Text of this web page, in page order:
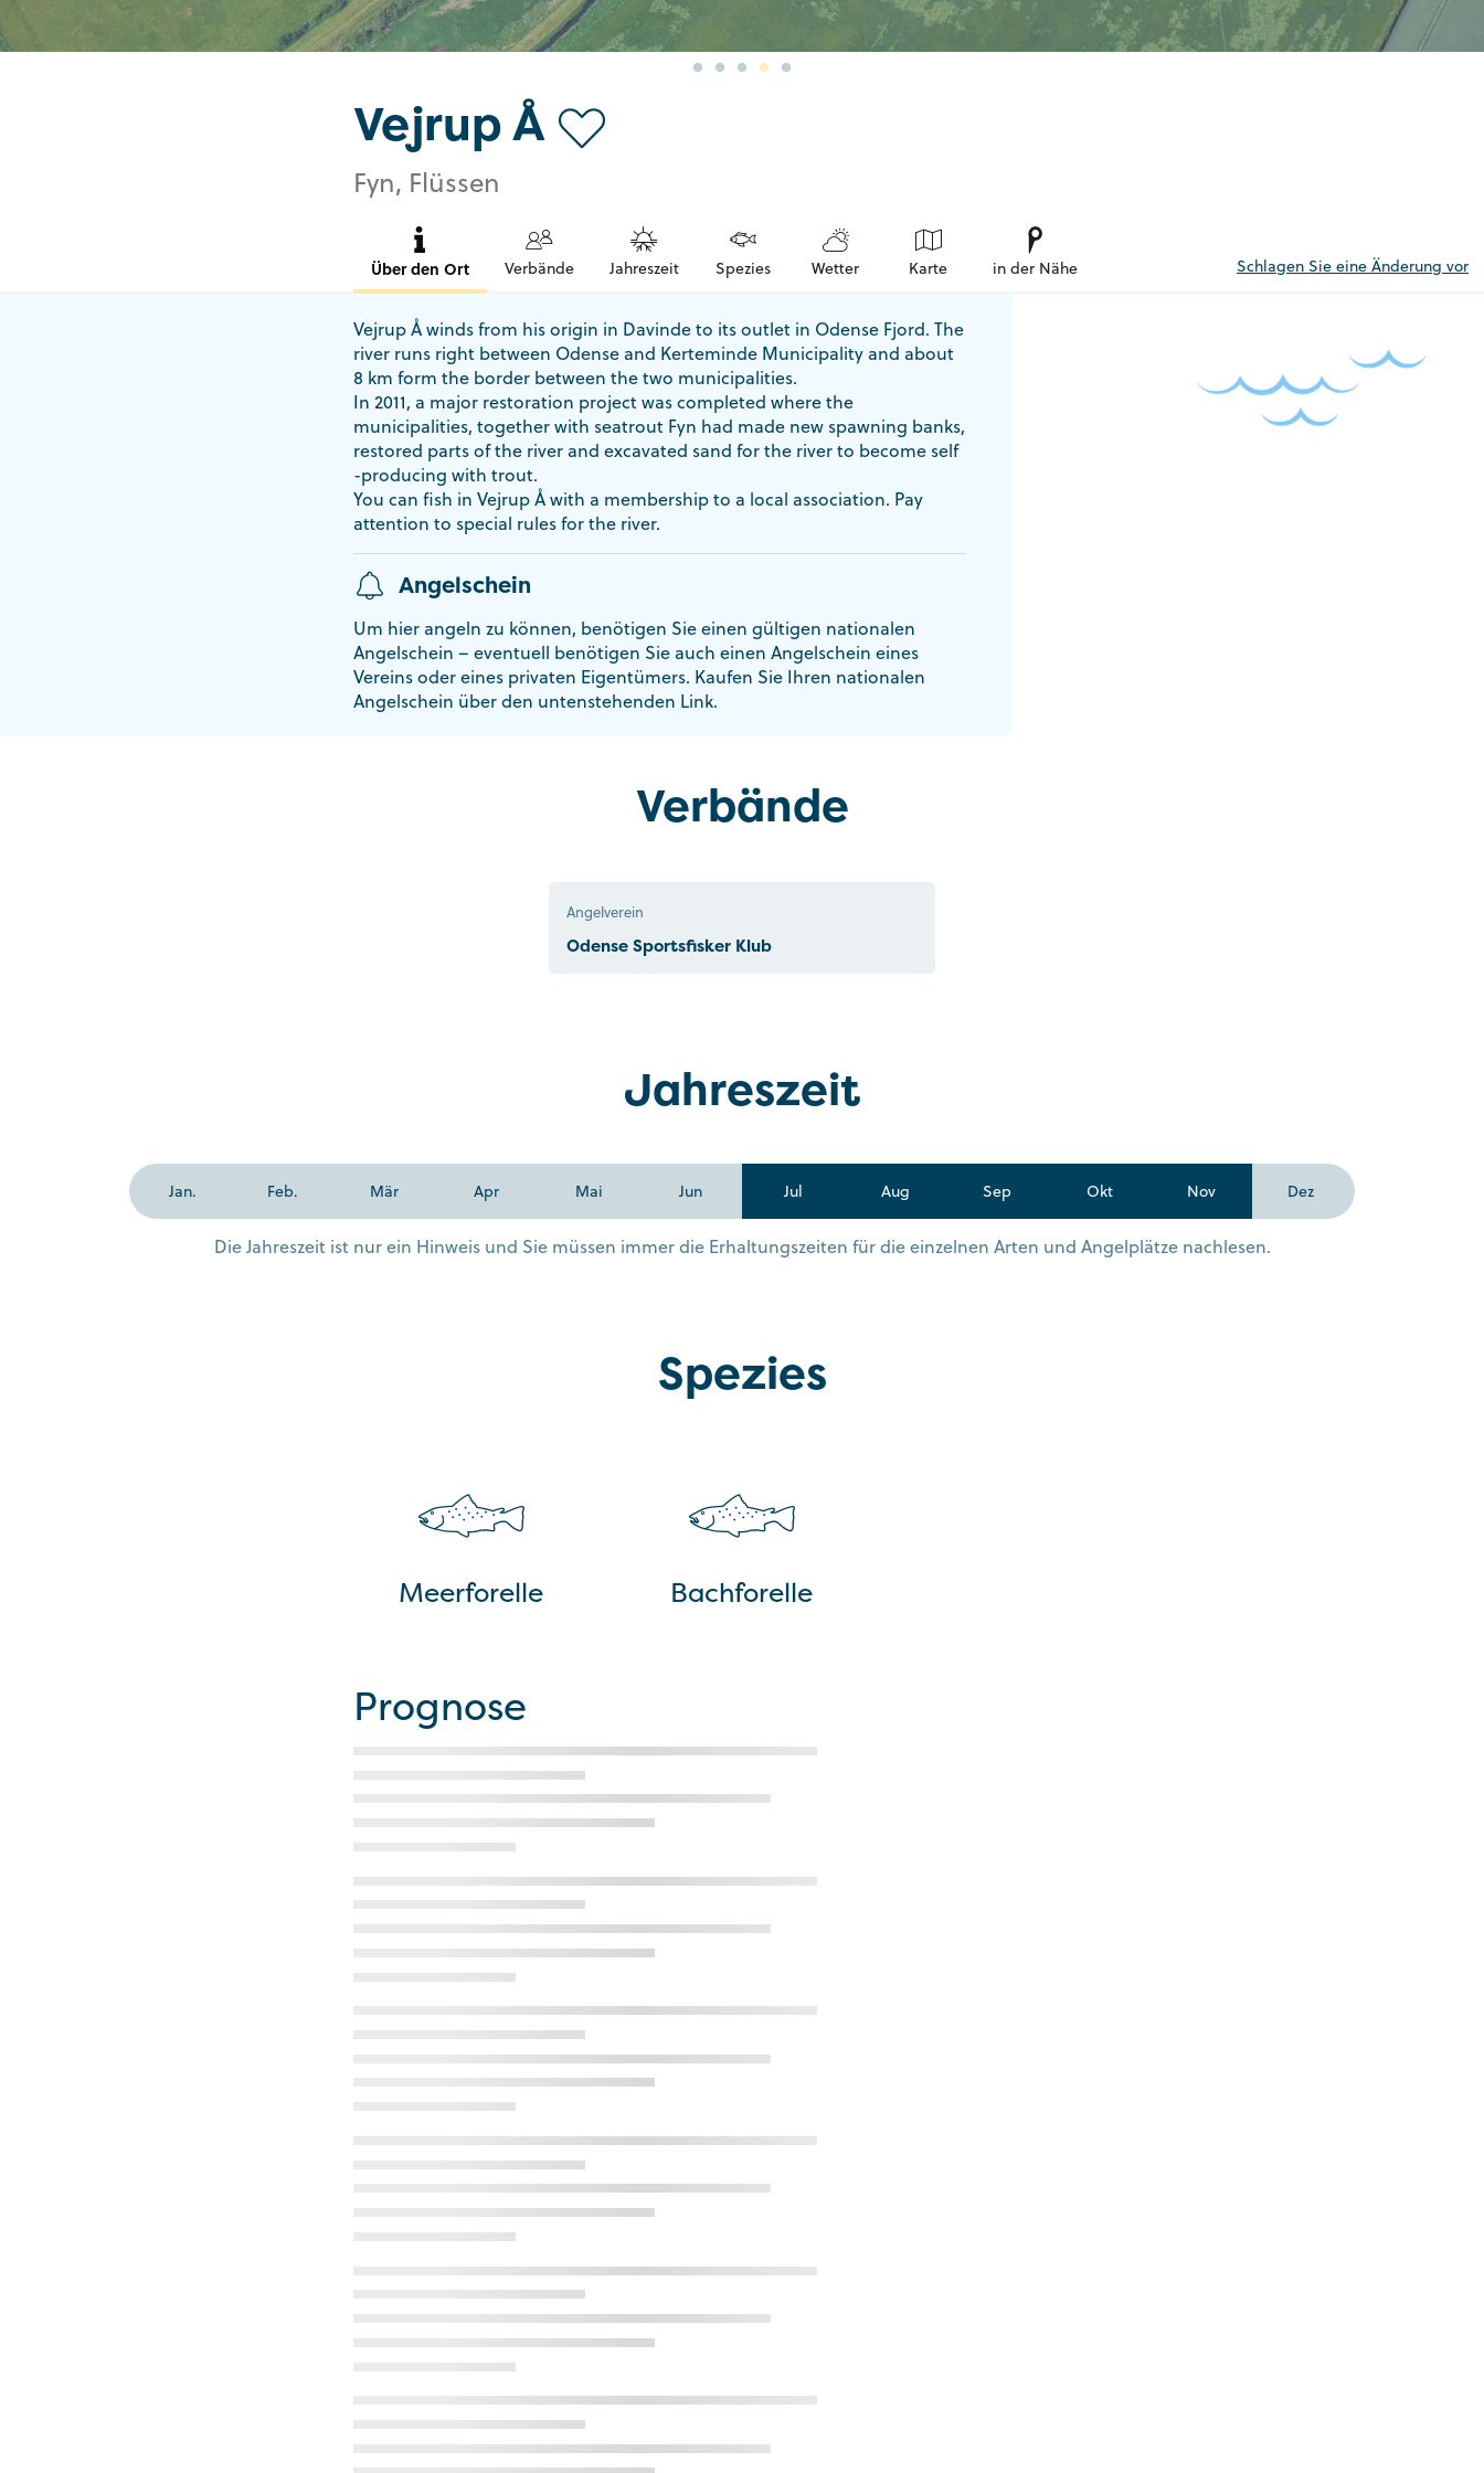
Vejrup Å
Fyn, Flüssen
Über den Ort Verbände Jahreszeit Spezies Wetter Karte in der Nähe Schlagen Sie eine Änderung vor
Vejrup Å winds from his origin in Davinde to its outlet in Odense Fjord. The
river runs right between Odense and Kerteminde Municipality and about
8 km form the border between the two municipalities.
In 2011, a major restoration project was completed where the
municipalities, together with seatrout Fyn had made new spawning banks,
restored parts of the river and excavated sand for the river to become self
-producing with trout.
You can fish in Vejrup Å with a membership to a local association. Pay
attention to special rules for the river.
Angelschein
Um hier angeln zu können, benötigen Sie einen gültigen nationalen
Angelschein – eventuell benötigen Sie auch einen Angelschein eines
Vereins oder eines privaten Eigentümers. Kaufen Sie Ihren nationalen
Angelschein über den untenstehenden Link.
Verbände
Angelverein
Odense Sportsfisker Klub
Jahreszeit
Jan. Feb. Mär Apr Mai Jun Jul Aug Sep Okt Nov Dez
Die Jahreszeit ist nur ein Hinweis und Sie müssen immer die Erhaltungszeiten für die einzelnen Arten und Angelplätze nachlesen.
Spezies
Meerforelle Bachforelle
Prognose